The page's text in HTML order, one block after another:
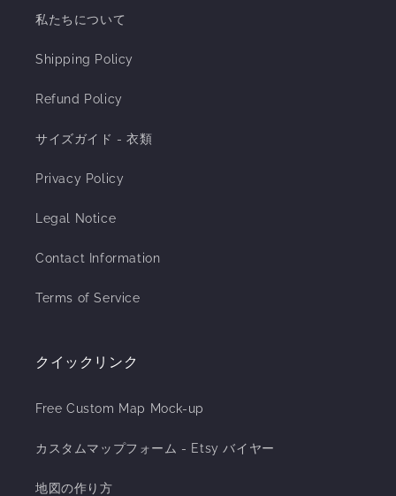
私たちについて
Shipping Policy
Refund Policy
サイズガイド - 衣類
Privacy Policy
Legal Notice
Contact Information
Terms of Service
クイックリンク
Free Custom Map Mock-up
カスタムマップフォーム - Etsy バイヤー
地図の作り方